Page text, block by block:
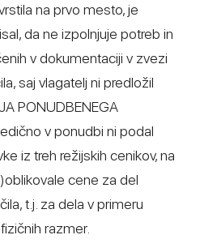
na prvo mesto, je
da ne izpolnjuje potreb in
v dokumentaciji v zvezi
saj vlagatelj ni predložil
PONUDBENEGA
v ponudbi ni podal
iz treh režijskih cenikov, na
cene za del
t.j. za dela v primeru
razmer.